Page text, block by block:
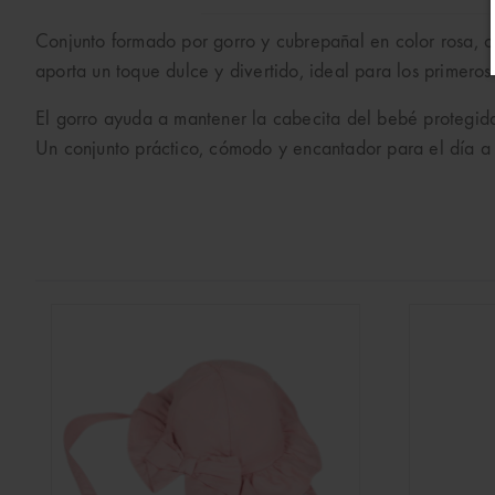
Conjunto formado por gorro y cubrepañal en color rosa,
aporta un toque dulce y divertido, ideal para los
El gorro ayuda a mantener la cabecita del bebé
Un conjunto práctico, cómodo y encantador para el día